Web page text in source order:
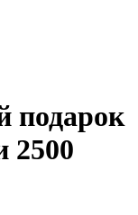
подарок
2500